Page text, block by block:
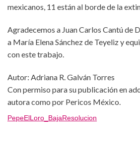
mexicanos, 11 están al borde de la
Agradecemos a Juan Carlos Cantú de
a María Elena Sánchez de Teyeliz y
con este trabajo.
Autor: Adriana R. Galván Torres
Con permiso para su publicación en
autora como por Pericos México.
PepeElLoro_BajaResolucion